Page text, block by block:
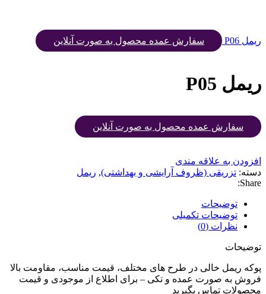
ریمل P06 سفارش عمده محصول به صورت آنلاین
ریمل P05
سفارش عمده محصول به صورت آنلاین
افزودن به علاقه مندی
دسته: تزریقی (ظروف آرایشی و بهداشتی), ریمل
Share:
توضیحات
توضیحات تکمیلی
نظرات (0)
توضیحات
پوکه ریمل خالی در طرح های مختلف، قیمت مناسب، مقاومت بالا
فروش به صورت عمده و تکی – برای اطلاع از موجودی و قیمت
محصولات تماس بگیرید